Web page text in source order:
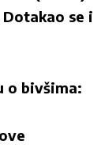
se i
o bivšima: